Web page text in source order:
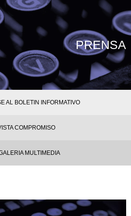
PRENSA
AL BOLETIN INFORMATIVO
COMPROMISO
MULTIMEDIA